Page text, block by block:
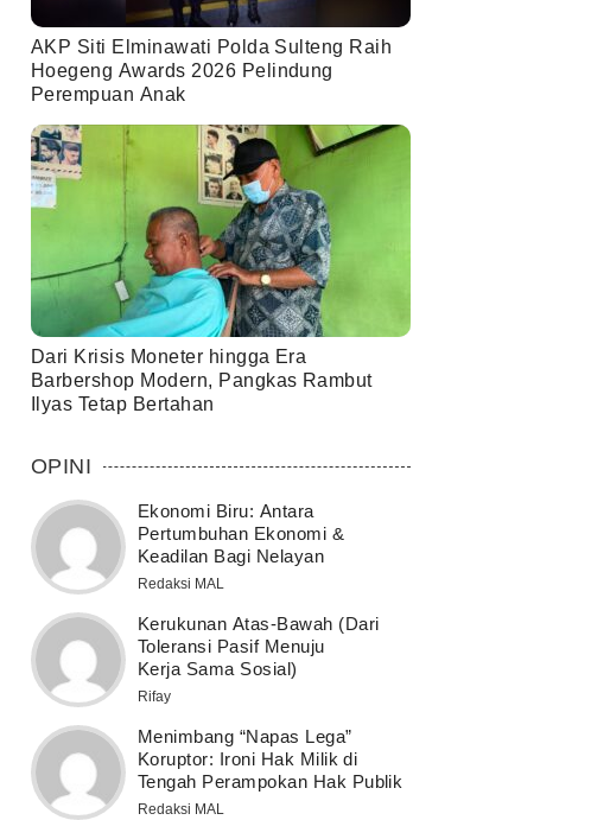
AKP Siti Elminawati Polda Sulteng Raih
Hoegeng Awards 2026 Pelindung
Perempuan Anak
Dari Krisis Moneter hingga Era
Barbershop Modern, Pangkas Rambut
Ilyas Tetap Bertahan
OPINI
Ekonomi Biru: Antara
Pertumbuhan Ekonomi &
Keadilan Bagi Nelayan
Redaksi MAL
Kerukunan Atas-Bawah (Dari
Toleransi Pasif Menuju
Kerja Sama Sosial)
Rifay
Menimbang “Napas Lega”
Koruptor: Ironi Hak Milik di
Tengah Perampokan Hak Publik
Redaksi MAL